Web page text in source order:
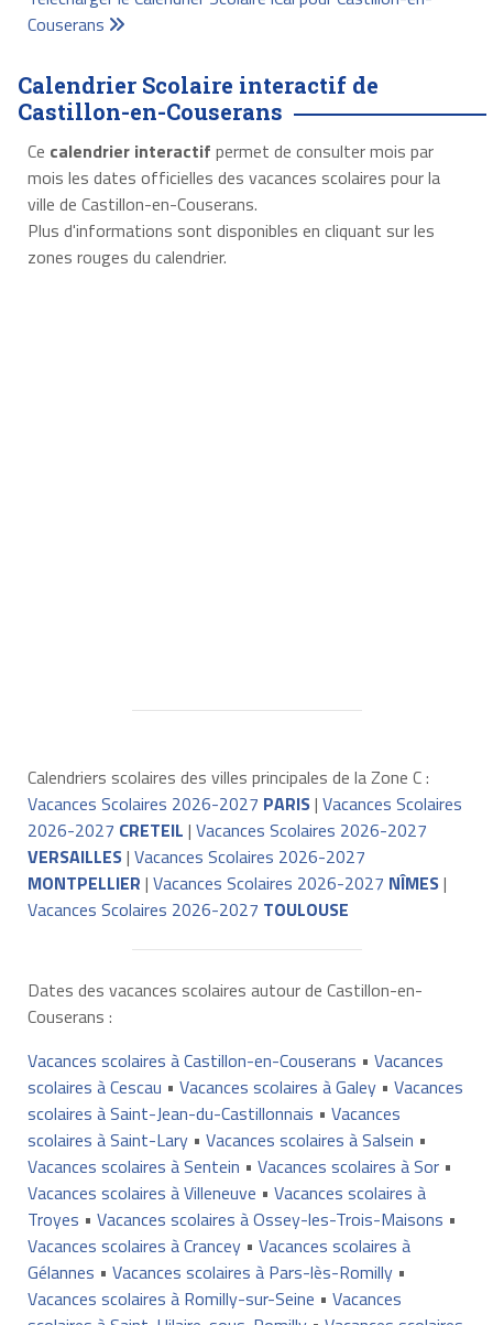
Couserans
Calendrier Scolaire interactif de
Castillon-en-Couserans
Ce calendrier interactif permet de consulter mois par
mois les dates officielles des vacances scolaires pour la
ville de Castillon-en-Couserans.
Plus d'informations sont disponibles en cliquant sur les
zones rouges du calendrier.
Calendriers scolaires des villes principales de la Zone C :
Vacances Scolaires 2026-2027 PARIS| Vacances Scolaires
2026-2027 CRETEIL | Vacances Scolaires 2026-2027
VERSAILLES| Vacances Scolaires 2026-2027
MONTPELLIER | Vacances Scolaires 2026-2027 NÎMES|
Vacances Scolaires 2026-2027 TOULOUSE
Dates des vacances scolaires autour de Castillon-en-
Couserans :
Vacances scolaires à Castillon-en-Couserans • Vacances
scolaires à Cescau • Vacances scolaires à Galey• Vacances
scolaires à Saint-Jean-du-Castillonnais • Vacances
scolaires à Saint-Lary• Vacances scolaires à Salsein •
Vacances scolaires à Sentein • Vacances scolaires à Sor•
Vacances scolaires à Villeneuve • Vacances scolaires à
Troyes • Vacances scolaires à Ossey-les-Trois-Maisons •
Vacances scolaires à Crancey• Vacances scolaires à
Gélannes • Vacances scolaires à Pars-lès-Romilly•
Vacances scolaires à Romilly-sur-Seine • Vacances